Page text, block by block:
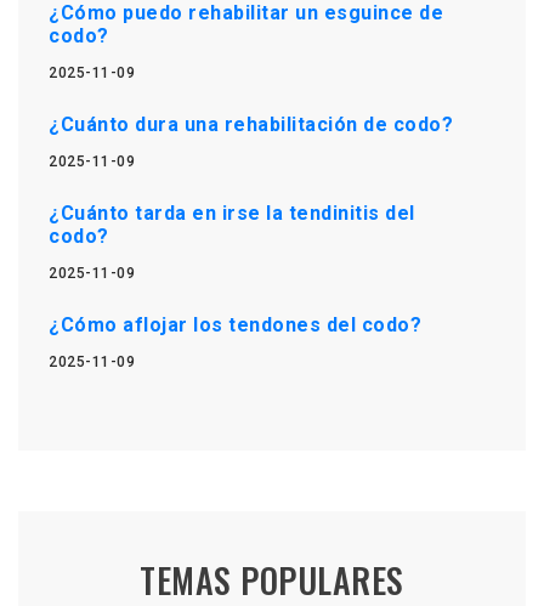
¿Cómo puedo rehabilitar un esguince de
codo?
2025-11-09
¿Cuánto dura una rehabilitación de codo?
2025-11-09
¿Cuánto tarda en irse la tendinitis del
codo?
2025-11-09
¿Cómo aflojar los tendones del codo?
2025-11-09
TEMAS POPULARES